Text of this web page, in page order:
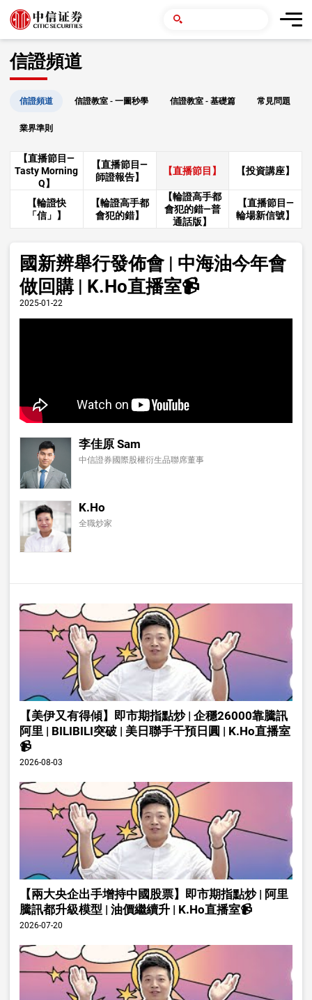
信證頻道
信證頻道 信證教室 - 一圖秒學 信證教室 - 基礎篇 常見問題
業界準則
【直播節目—
Tasty Morning
Q】
【直播節目—
師證報告】
【直播節目】 【投資講座】
【輪證快
「信」】
【輪證高手都
會犯的錯】
【輪證高手都
會犯的錯—普
通話版】
【直播節目—
輪場新信號】
國新辨舉行發佈會 | 中海油今年會
做回購 | K.Ho直播室📹
2025-01-22
李佳原 Sam
中信證券國際股權衍生品聯席董事
K.Ho
全職炒家
【美伊又有得傾】即市期指點炒 | 企穩26000靠騰訊
阿里 | BILIBILI突破 | 美日聯手干預日圓 | K.Ho直播室
📹
2026-08-03
【兩大央企出手增持中國股票】即市期指點炒 | 阿里
騰訊都升級模型 | 油價繼續升 | K.Ho直播室📹
2026-07-20